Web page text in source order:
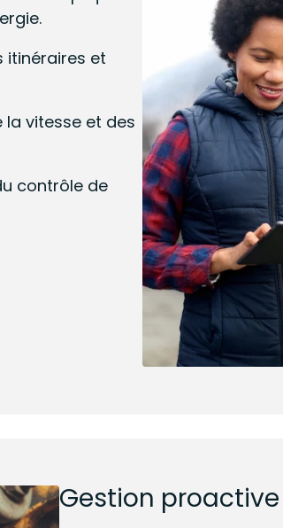
itinéraires et
vitesse et des
contrôle de
Gestion